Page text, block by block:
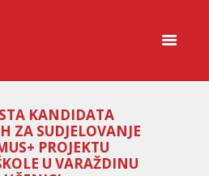
KANDIDATA
ZA SUDJELOVANJE
PROJEKTU
U VARAŽDINU